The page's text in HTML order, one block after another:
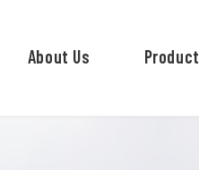
About Us Product